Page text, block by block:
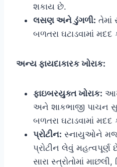
શકાય છે.
લસણ અને ડુંગળી: તેમાં
બળતરા ઘટાડવામાં
અન્ય ફાયદાકારક ખોરાક:
ફાઇબરયુક્ત ખોરાક:
અને શાકભાજી પાચન
બળતરા ઘટાડવામાં મદદ
પ્રોટીન: સ્નાયુઓને
પ્રોટીન લેવું
સારા સ્ત્રોતોમાં